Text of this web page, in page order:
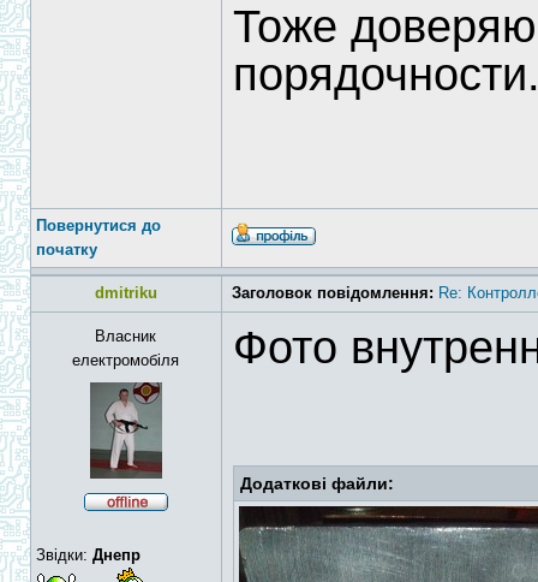
Тоже
Повернутися до
початку
dmitriku Заголовок повідомлення: Re:
Власник
електромобіля
Звідки: Днепр
Фото
Додаткові файли: